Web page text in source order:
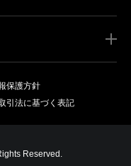
保護方針
引法に基づく表記
Reserved.